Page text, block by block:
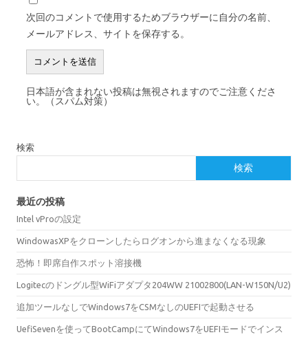
次回のコメントで使用するためブラウザーに自分の名前、
メールアドレス、サイトを保存する。
日本語が含まれない投稿は無視されますのでご注意くださ
い。（スパム対策）
検索
検索
最近の投稿
Intel vProの設定
WindowasXPをクローンしたらログオンから進まなくなる現象
恐怖！即席自作スポット溶接機
Logitecのドングル型WiFiアダプタ204WW 21002800(LAN-W150N/U2)
追加ツールなしでWindows7をCSMなしのUEFIで起動させる
UefiSevenを使ってBootCampにてWindows7をUEFIモードでインス